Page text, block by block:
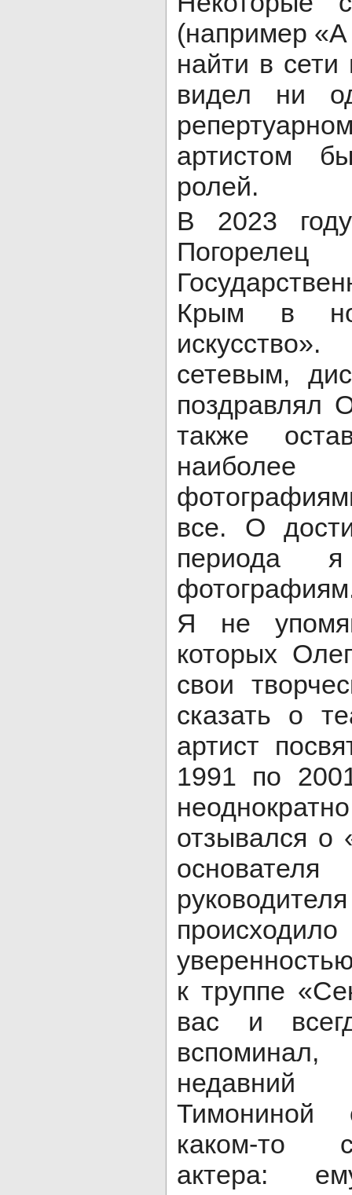
(например
найти в
видел ни
артистом
ролей.
В 2023
Крым в
сетевым,
поздравлял
также
все. О
периода
Я не
которых
свои
сказать о
артист
1991 по
отзывался о
к труппе
вас и
недавний
Тимониной
каком-то
актера: